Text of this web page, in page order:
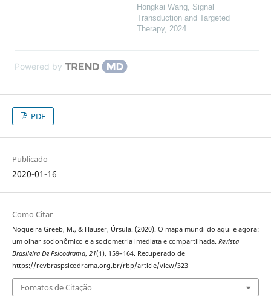
Hongkai Wang, Signal
Transduction and Targeted
Therapy, 2024
Powered by
PDF
Publicado
2020-01-16
Como Citar
Nogueira Greeb, M., & Hauser, Úrsula. (2020). O mapa mundi do aqui e agora:
um olhar socionômico e a sociometria imediata e compartilhada. Revista
Brasileira De Psicodrama, 21(1), 159–164. Recuperado de
https://revbraspsicodrama.org.br/rbp/article/view/323
Fomatos de Citação